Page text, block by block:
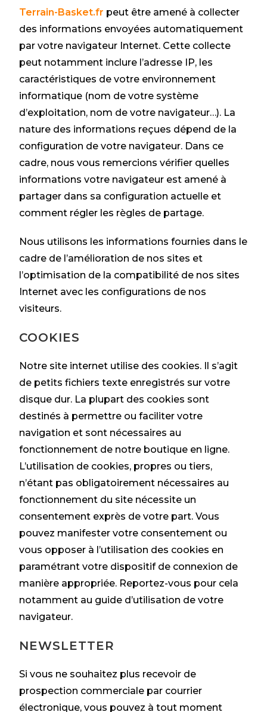
Terrain-Basket.fr peut être amené à collecter
des informations envoyées automatiquement
par votre navigateur Internet. Cette collecte
peut notamment inclure l’adresse IP, les
caractéristiques de votre environnement
informatique (nom de votre système
d’exploitation, nom de votre navigateur…). La
nature des informations reçues dépend de la
configuration de votre navigateur. Dans ce
cadre, nous vous remercions vérifier quelles
informations votre navigateur est amené à
partager dans sa configuration actuelle et
comment régler les règles de partage.
Nous utilisons les informations fournies dans le
cadre de l’amélioration de nos sites et
l’optimisation de la compatibilité de nos sites
Internet avec les configurations de nos
visiteurs.
COOKIES
Notre site internet utilise des cookies. Il s’agit
de petits fichiers texte enregistrés sur votre
disque dur. La plupart des cookies sont
destinés à permettre ou faciliter votre
navigation et sont nécessaires au
fonctionnement de notre boutique en ligne.
L’utilisation de cookies, propres ou tiers,
n’étant pas obligatoirement nécessaires au
fonctionnement du site nécessite un
consentement exprès de votre part. Vous
pouvez manifester votre consentement ou
vous opposer à l’utilisation des cookies en
paramétrant votre dispositif de connexion de
manière appropriée. Reportez-vous pour cela
notamment au guide d’utilisation de votre
navigateur.
NEWSLETTER
Si vous ne souhaitez plus recevoir de
prospection commerciale par courrier
électronique, vous pouvez à tout moment